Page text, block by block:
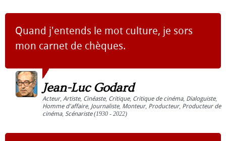
Quand j'entends le mot culture, je sors
mon carnet de chèques.
Jean-Luc Godard
Acteur, Artiste, Cinéaste, Critique, Critique de cinéma, Dialoguiste,
Homme d'affaire, Journaliste, Monteur, Producteur, Producteur de
cinéma, Scénariste(1930 - 2022)